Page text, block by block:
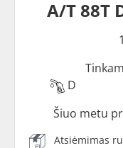
A/T 88T
D
Šiuo metu
Atsiėmimas